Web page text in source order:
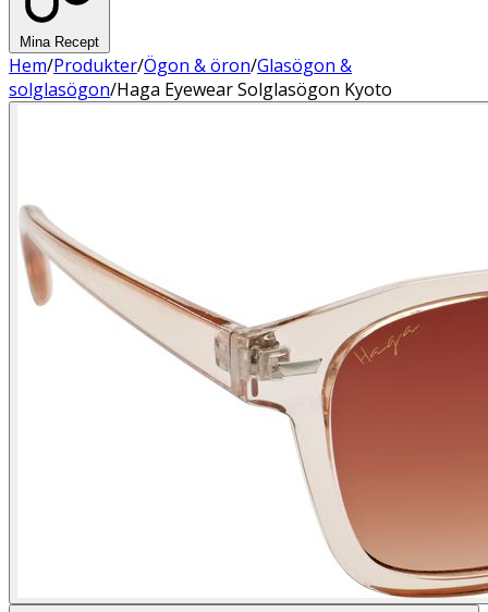
Mina Recept
Hem/Produkter/Ögon & öron/Glasögon &
solglasögon/Haga Eyewear Solglasögon Kyoto